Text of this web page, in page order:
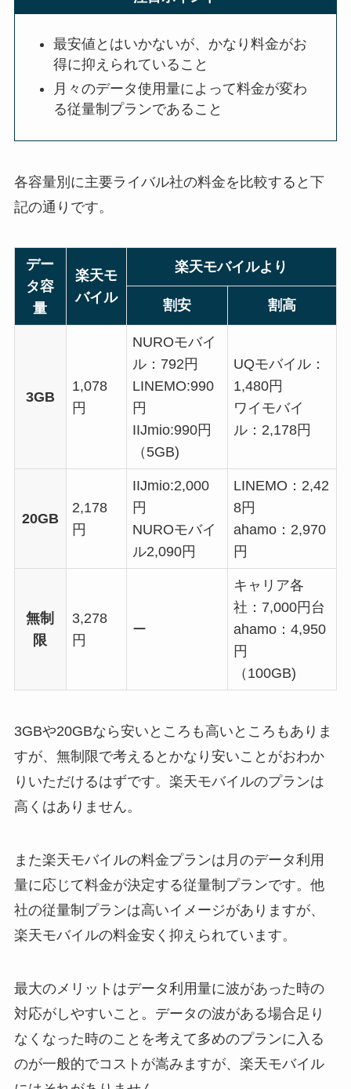
最安値とはいかないが、かなり料金がお
得に抑えられていること
月々のデータ使用量によって料金が変わ
る従量制プランであること
各容量別に主要ライバル社の料金を比較すると下
記の通りです。
デー
タ容
量
楽天モ
バイル
楽天モバイルより
割安 割高
3GB
1,078
円
NUROモバイ
ル：792円
LINEMO:990
円
IIJmio:990円
（5GB)
UQモバイル：
1,480円
ワイモバイ
ル：2,178円
20GB
2,178
円
IIJmio:2,000
円
NUROモバイ
ル2,090円
LINEMO：2,42
8円
ahamo：2,970
円
無制
限
3,278
円
ー
キャリア各
社：7,000円台
ahamo：4,950
円
（100GB)
3GBや20GBなら安いところも高いところもありま
すが、無制限で考えるとかなり安いことがおわか
りいただけるはずです。楽天モバイルのプランは
高くはありません。
また楽天モバイルの料金プランは月のデータ利用
量に応じて料金が決定する従量制プランです。他
社の従量制プランは高いイメージがありますが、
楽天モバイルの料金安く抑えられています。
最大のメリットはデータ利用量に波があった時の
対応がしやすいこと。データの波がある場合足り
なくなった時のことを考えて多めのプランに入る
のが一般的でコストが嵩みますが、楽天モバイル